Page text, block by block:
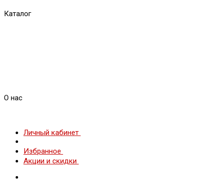
Каталог
О нас
Личный кабинет
Избранное
Акции и скидки